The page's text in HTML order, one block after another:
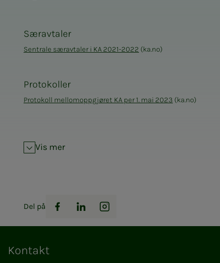
Særavtaler
Sentrale særavtaler i KA 2021-2022 (ka.no)
Protokoller
Protokoll mellomoppgjøret KA per 1. mai 2023 (ka.no)
Vis mer
Del på
Facebook
LinkedInInstagram
Kontakt